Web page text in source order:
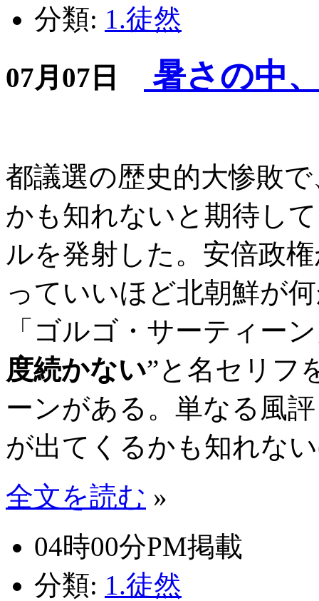
分類: 1.徒然
07月07日
暑さの中
都議選の歴史的大惨敗
かも知れないと期待し
ルを発射した。安倍政
っていいほど北朝鮮が
「ゴルゴ・サーティー
度続かない”と名セリフ
ーンがある。単なる風
が出てくるかも知れな
全文を読む »
04時00分PM掲載
分類: 1.徒然